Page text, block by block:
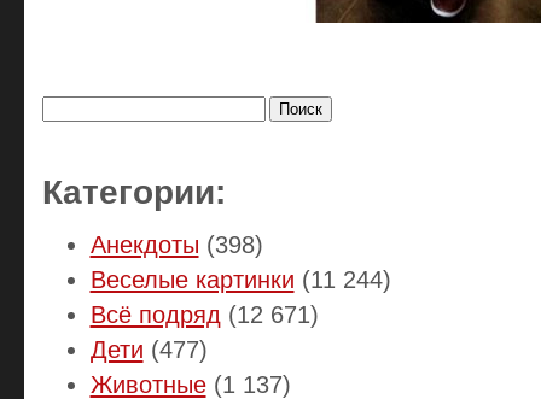
Категории:
Анекдоты (398)
Веселые картинки (11 244)
Всё подряд (12 671)
Дети (477)
Животные(1 137)